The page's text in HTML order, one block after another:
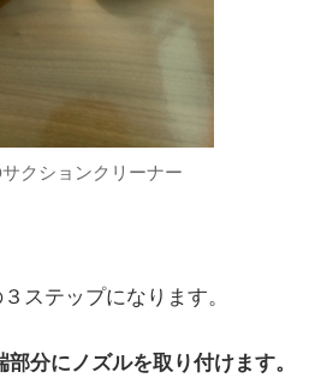
サクションクリーナー
ステップになります。
部分にノズルを取り付けます。